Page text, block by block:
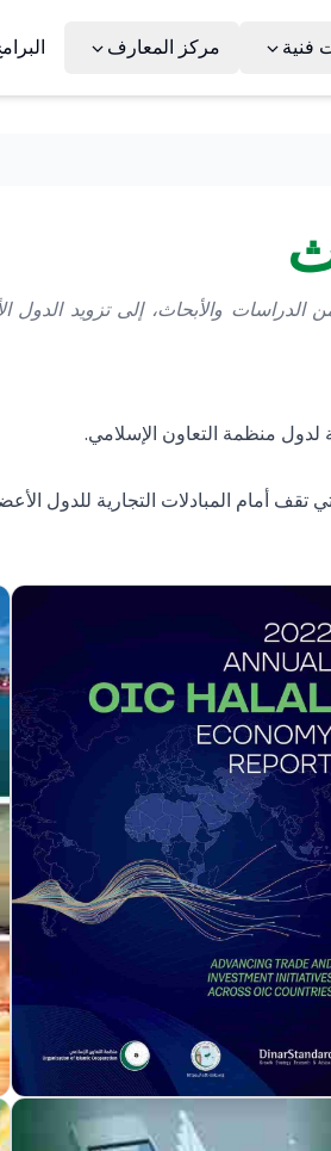
فنية مركز المعارف
والأبحاث، إلى تزويد الدول
لدول منظمة التعاون الإسلامي.
تقف أمام المبادلات التجارية للدول
مزيد من التفاصيل